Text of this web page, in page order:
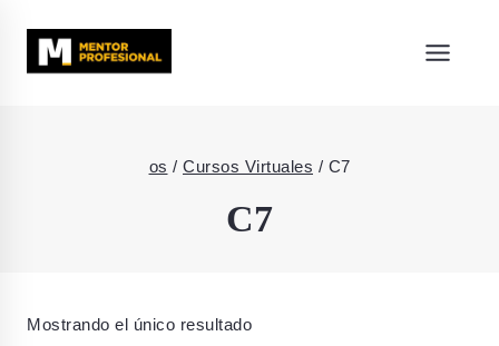
os / Cursos Virtuales / C7
C7
Mostrando el único resultado